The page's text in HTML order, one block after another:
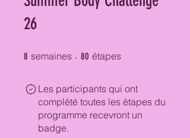
26
8 semaines 8 semaines
80 étapes
Les participants qui ont
complété toutes les étapes du
programme recevront un
badge.